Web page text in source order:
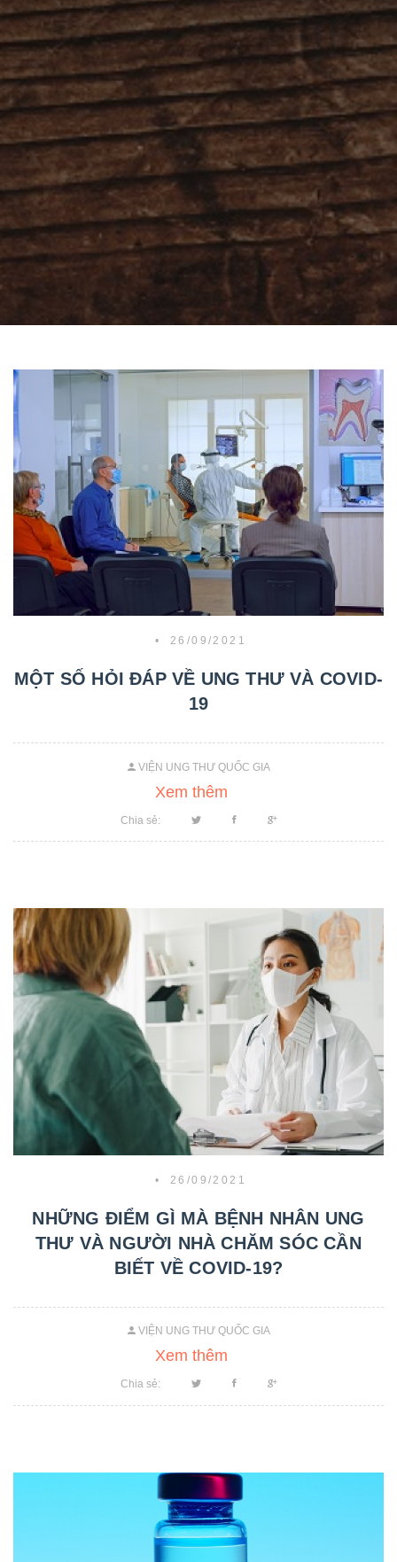
• 26/09/2021
MỘT SỐ HỎI ĐÁP VỀ UNG THƯ VÀ COVID-
19
VIỆN UNG THƯ QUỐC GIA
Xem thêm
Chia sẻ:
• 26/09/2021
NHỮNG ĐIỂM GÌ MÀ BỆNH NHÂN UNG
THƯ VÀ NGƯỜI NHÀ CHĂM SÓC CẦN
BIẾT VỀ COVID-19?
VIỆN UNG THƯ QUỐC GIA
Xem thêm
Chia sẻ: